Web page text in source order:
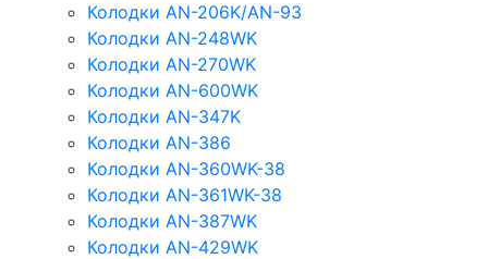
Колодки AN-206K/AN-93
Колодки AN-248WK
Колодки AN-270WK
Колодки AN-600WK
Колодки AN-347K
Колодки AN-386
Колодки AN-360WK-38
Колодки AN-361WK-38
Колодки AN-387WK
Колодки AN-429WK